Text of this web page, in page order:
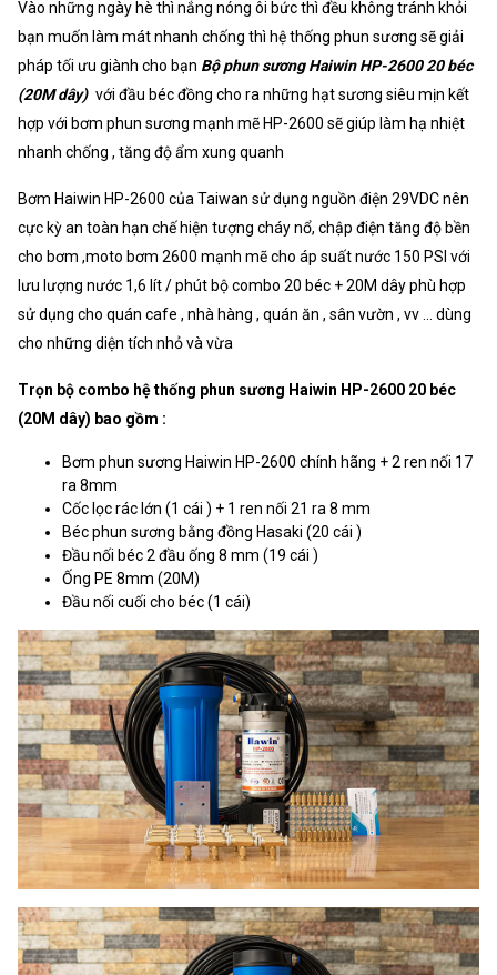
Vào những ngày hè thì nắng nóng ôi bức thì đều không tránh khỏi
bạn muốn làm mát nhanh chống thì hệ thống phun sương sẽ giải
pháp tối ưu giành cho bạn Bộ phun sương Haiwin HP-2600 20 béc
(20M dây) với đầu béc đồng cho ra những hạt sương siêu mịn kết
hợp với bơm phun sương mạnh mẽ HP-2600 sẽ giúp làm hạ nhiệt
nhanh chống , tăng độ ẩm xung quanh
Bơm Haiwin HP-2600 của Taiwan sử dụng nguồn điện 29VDC nên
cực kỳ an toàn hạn chế hiện tượng cháy nổ, chập điện tăng độ bền
cho bơm ,moto bơm 2600 mạnh mẽ cho áp suất nước 150 PSI với
lưu lượng nước 1,6 lít / phút bộ combo 20 béc + 20M dây phù hợp
sử dụng cho quán cafe , nhà hàng , quán ăn , sân vườn , vv ... dùng
cho những diện tích nhỏ và vừa
Trọn bộ combo hệ thống phun sương Haiwin HP-2600 20 béc
(20M dây) bao gồm :
Bơm phun sương Haiwin HP-2600 chính hãng + 2 ren nối 17
ra 8mm
Cốc lọc rác lớn (1 cái ) + 1 ren nối 21 ra 8 mm
Béc phun sương bằng đồng Hasaki (20 cái )
Đầu nối béc 2 đầu ống 8 mm (19 cái )
Ống PE 8mm (20M)
Đầu nối cuối cho béc (1 cái)